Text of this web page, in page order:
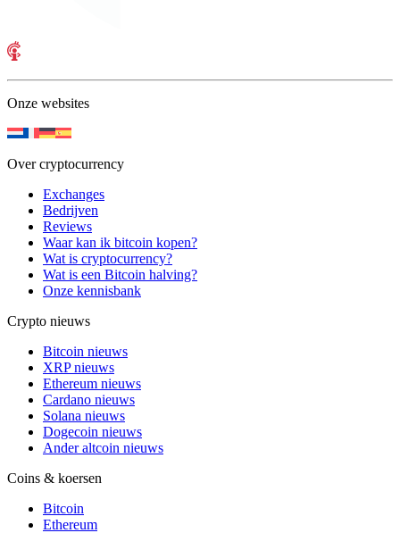
Onze websites
Over cryptocurrency
Exchanges
Bedrijven
Reviews
Waar kan ik bitcoin kopen?
Wat is cryptocurrency?
Wat is een Bitcoin halving?
Onze kennisbank
Crypto nieuws
Bitcoin nieuws
XRP nieuws
Ethereum nieuws
Cardano nieuws
Solana nieuws
Dogecoin nieuws
Ander altcoin nieuws
Coins & koersen
Bitcoin
Ethereum